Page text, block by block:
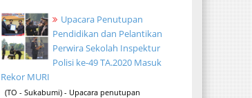
Upacara Penutupan
Pendidikan dan Pelantikan
Perwira Sekolah Inspektur
Polisi ke-49 TA.2020 Masuk
Rekor MURI
(TO - Sukabumi) - Upacara penutupan